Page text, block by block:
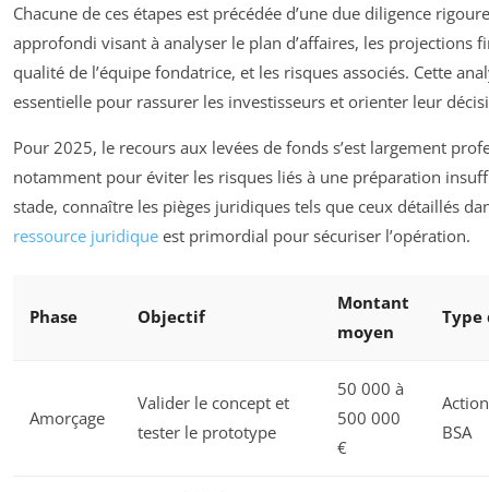
Chacune de ces étapes est précédée d’une due diligence
approfondi visant à analyser le plan d’affaires, les projections
qualité de l’équipe fondatrice, et les risques associés. Cette
essentielle pour rassurer les investisseurs et orienter leur
Pour 2025, le recours aux levées de fonds s’est largement
notamment pour éviter les risques liés à une préparation
stade, connaître les pièges juridiques tels que ceux détaillés
ressource juridique est primordial pour sécuriser l’opération.
Phase Objectif
Montant
moyen
Type
Amorçage
Valider le concept et
tester le prototype
50 000 à
500 000
€
BSA